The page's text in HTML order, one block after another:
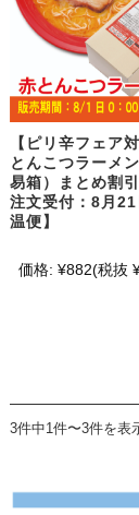
【ピリ辛フェア
とんこつラーメ
易箱）まとめ割
注文受付：8月
温便】
価格: ¥882(税抜
3件中1件〜3件を表